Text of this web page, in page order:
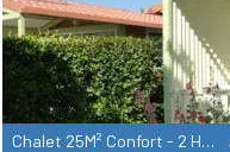
Chalet 25M² Confort - 2 Habitaciones + Terraza Cubierta + Tv